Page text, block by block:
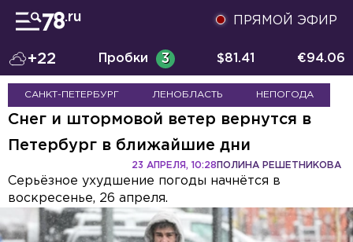
ПРЯМОЙ ЭФИР
+22 Пробки 3 $81.41 €94.06
САНКТ-ПЕТЕРБУРГ ЛЕНОБЛАСТЬ НЕПОГОДА
Снег и штормовой ветер вернутся в
Петербург в ближайшие дни
ПОЛИНА РЕШЕТНИКОВА
23 АПРЕЛЯ, 10:28
Серьёзное ухудшение погоды начнётся в
воскресенье, 26 апреля.